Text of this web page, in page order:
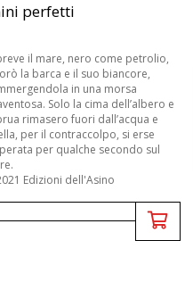
perfetti
il mare, nero come petrolio,
la barca e il suo biancore,
in una morsa
Solo la cima dell’albero e
rimasero fuori dall’acqua e
per il contraccolpo, si erse
per qualche secondo sul
Edizioni dell'Asino